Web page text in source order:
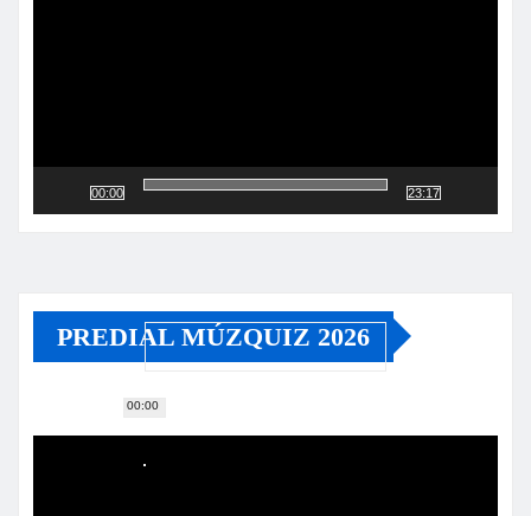
00:00
00:00
23:17
PREDIAL MÚZQUIZ 2026
Reproductor